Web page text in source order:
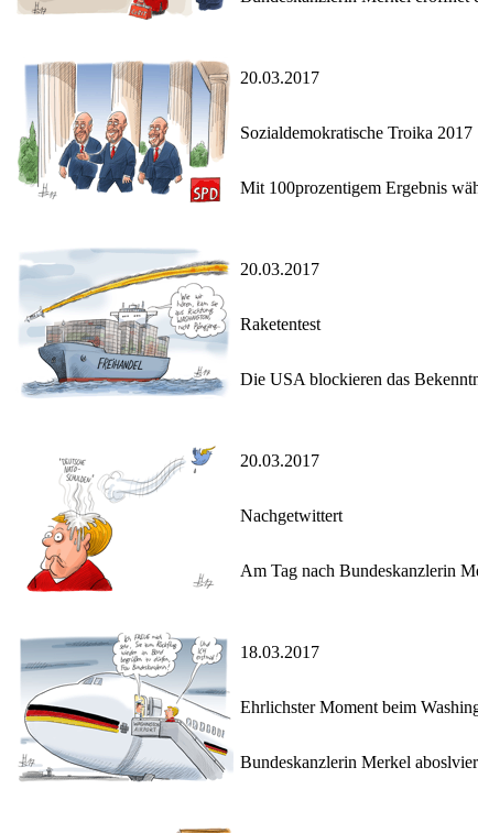
20.03.2017
Sozialdemokratische Troika 2017
Mit 100prozentigem Ergebnis
20.03.2017
Raketentest
Die USA blockieren das
20.03.2017
Nachgetwittert
Am Tag nach Bundeskanzlerin
18.03.2017
Ehrlichster Moment beim
Bundeskanzlerin Merkel